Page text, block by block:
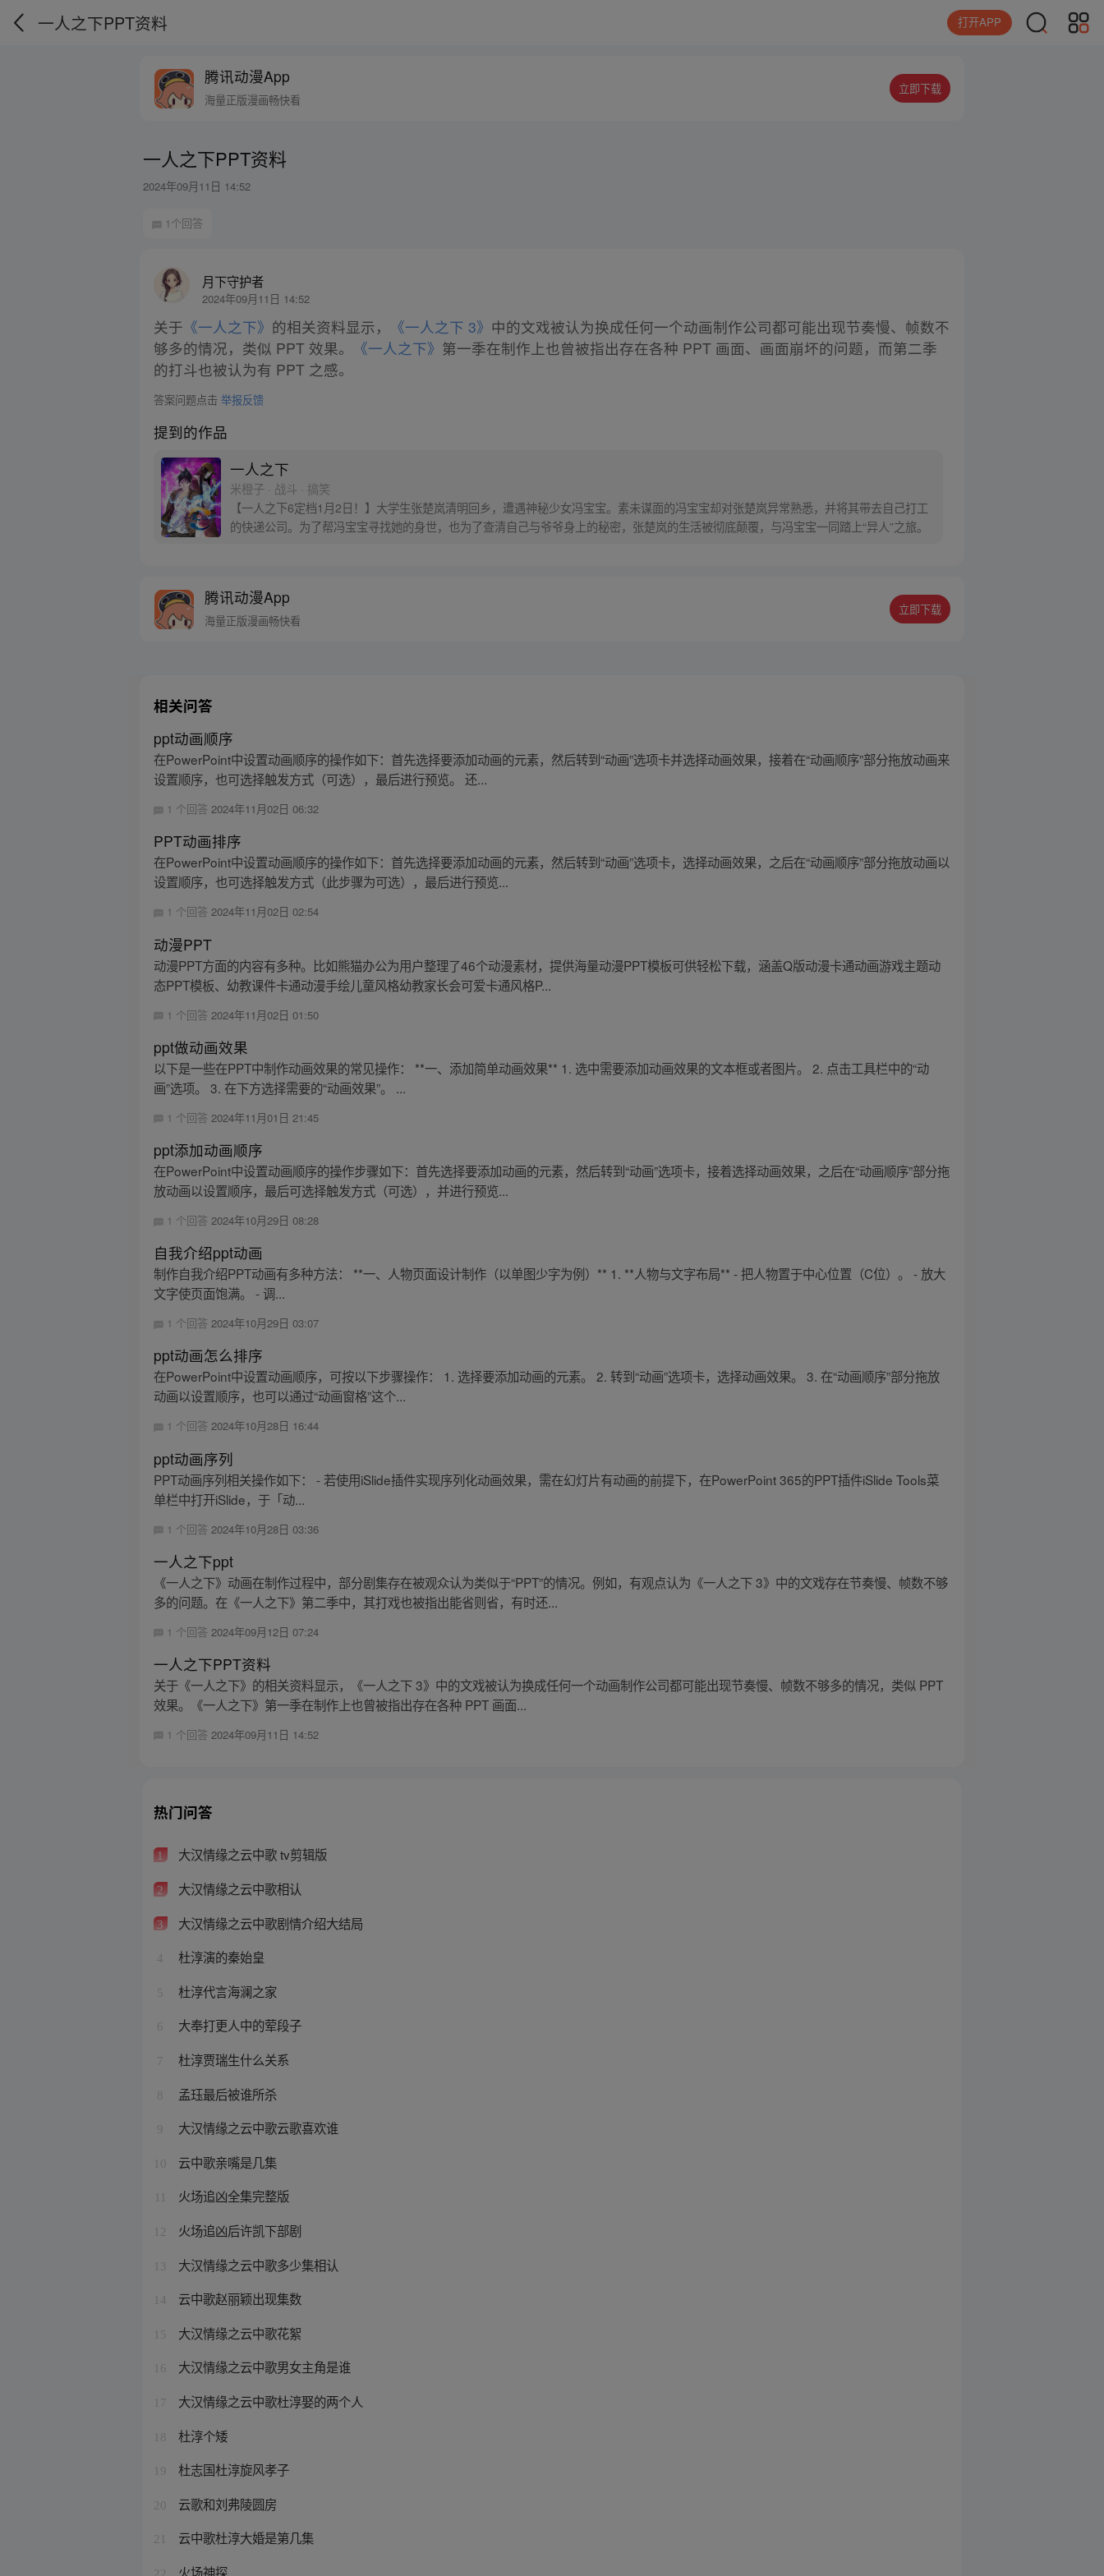
一人之下PPT资料 打开APP
腾讯动漫App
海量正版漫画畅快看
立即下载
一人之下PPT资料
2024年09月11日 14:52
1个回答
月下守护者
2024年09月11日 14:52
关于 《一人之下》 的相关资料显示， 《一人之下 3》 中的文戏被认为换成任何一个动画制作公司都可能出现节奏慢、帧数不
够多的情况，类似 PPT 效果。
《一人之下》 第一季在制作上也曾被指出存在各种 PPT 画面、画面崩坏的问题，而第二季
的打斗也被认为有 PPT 之感。
答案问题点击举报反馈
提到的作品
一人之下
米橙子 · 战斗 · 搞笑
【一人之下6定档1月2日！】大学生张楚岚清明回乡，遭遇神秘少女冯宝宝。素未谋面的冯宝宝却对张楚岚异常熟悉，并将其带去自己打工
的快递公司。为了帮冯宝宝寻找她的身世，也为了查清自己与爷爷身上的秘密，张楚岚的生活被彻底颠覆，与冯宝宝一同踏上“异人”之旅。
腾讯动漫App
海量正版漫画畅快看
立即下载
相关问答
ppt动画顺序
在PowerPoint中设置动画顺序的操作如下：首先选择要添加动画的元素，然后转到“动画”选项卡并选择动画效果，接着在“动画顺序”部分拖放动画来
设置顺序，也可选择触发方式（可选），最后进行预览。 还...
1 个回答2024年11月02日 06:32
PPT动画排序
在PowerPoint中设置动画顺序的操作如下：首先选择要添加动画的元素，然后转到“动画”选项卡，选择动画效果，之后在“动画顺序”部分拖放动画以
设置顺序，也可选择触发方式（此步骤为可选），最后进行预览...
1 个回答2024年11月02日 02:54
动漫PPT
动漫PPT方面的内容有多种。比如熊猫办公为用户整理了46个动漫素材，提供海量动漫PPT模板可供轻松下载，涵盖Q版动漫卡通动画游戏主题动
态PPT模板、幼教课件卡通动漫手绘儿童风格幼教家长会可爱卡通风格P...
1 个回答 2024年11月02日 01:50
ppt做动画效果
以下是一些在PPT中制作动画效果的常见操作： **一、添加简单动画效果** 1. 选中需要添加动画效果的文本框或者图片。 2. 点击工具栏中的“动
画”选项。 3. 在下方选择需要的“动画效果”。 ...
1 个回答 2024年11月01日 21:45
ppt添加动画顺序
在PowerPoint中设置动画顺序的操作步骤如下：首先选择要添加动画的元素，然后转到“动画”选项卡，接着选择动画效果，之后在“动画顺序”部分拖
放动画以设置顺序，最后可选择触发方式（可选），并进行预览...
1 个回答2024年10月29日 08:28
自我介绍ppt动画
制作自我介绍PPT动画有多种方法： **一、人物页面设计制作（以单图少字为例）** 1. **人物与文字布局** - 把人物置于中心位置（C位）。 - 放大
文字使页面饱满。 - 调...
1 个回答2024年10月29日 03:07
ppt动画怎么排序
在PowerPoint中设置动画顺序，可按以下步骤操作： 1. 选择要添加动画的元素。 2. 转到“动画”选项卡，选择动画效果。 3. 在“动画顺序”部分拖放
动画以设置顺序，也可以通过“动画窗格”这个...
1 个回答2024年10月28日 16:44
ppt动画序列
PPT动画序列相关操作如下： - 若使用iSlide插件实现序列化动画效果，需在幻灯片有动画的前提下，在PowerPoint 365的PPT插件iSlide Tools菜
单栏中打开iSlide，于「动...
1 个回答 2024年10月28日 03:36
一人之下ppt
《一人之下》动画在制作过程中，部分剧集存在被观众认为类似于“PPT”的情况。例如，有观点认为《一人之下 3》中的文戏存在节奏慢、帧数不够
多的问题。在《一人之下》第二季中，其打戏也被指出能省则省，有时还...
1 个回答 2024年09月12日 07:24
一人之下PPT资料
关于《一人之下》的相关资料显示，《一人之下 3》中的文戏被认为换成任何一个动画制作公司都可能出现节奏慢、帧数不够多的情况，类似 PPT
效果。《一人之下》第一季在制作上也曾被指出存在各种 PPT 画面...
1 个回答2024年09月11日 14:52
热门问答
1 大汉情缘之云中歌 tv剪辑版
2 大汉情缘之云中歌相认
3 大汉情缘之云中歌剧情介绍大结局
4 杜淳演的秦始皇
5 杜淳代言海澜之家
6 大奉打更人中的荤段子
7 杜淳贾瑞生什么关系
8 孟珏最后被谁所杀
9 大汉情缘之云中歌云歌喜欢谁
10 云中歌亲嘴是几集
火场追凶全集完整版
12 火场追凶后许凯下部剧
13 大汉情缘之云中歌多少集相认
14 云中歌赵丽颖出现集数
15 大汉情缘之云中歌花絮
16 大汉情缘之云中歌男女主角是谁
17 大汉情缘之云中歌杜淳娶的两个人
18 杜淳个矮
19 杜志国杜淳旋风孝子
20 云歌和刘弗陵圆房
21 云中歌杜淳大婚是第几集
22 火场神探